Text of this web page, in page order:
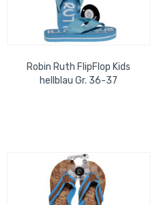
Robin Ruth FlipFlop Kids
hellblau Gr. 36-37